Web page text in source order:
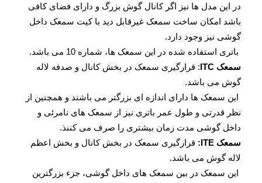
در این مدل ها نیز اگر کانال گوش بزرگ و دارای فضای کافی
باشد امکان ساخت سمعک غیرقابل دید با کیت سمعک داخل
گوشی نیز وجود دارد.
باتری استفاده شده در این سمعک ها، شماره 10 می باشد.
سمعک ITC
: قرارگیری سمعک در بخش کانال و صدفه لاله
گوش می باشد.
این سمعک ها دارای اندازه ای بزرگتر می باشند و همچنین از
نظر قدرتی و طول عمر باتری نیز از سمعک های نامرئی و
داخل گوشی مدت زمان بیشتری را صرف می کننذ.
سمعک ITE:
قرارگیری سمعک در بخش کانال و بخش اعظم
لاله گوش می باشد.
این سمعک در بین سمعک های داخل گوشی، جزء بزرگترین